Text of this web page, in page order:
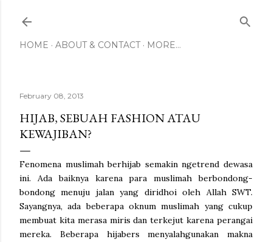
HOME ABOUT & CONTACT MORE…
February 08, 2013
HIJAB, SEBUAH FASHION ATAU
KEWAJIBAN?
Fenomena muslimah berhijab semakin ngetrend dewasa
ini. Ada baiknya karena para muslimah berbondong-
bondong menuju jalan yang diridhoi oleh Allah SWT.
Sayangnya, ada beberapa oknum muslimah yang cukup
membuat kita merasa miris dan terkejut karena perangai
mereka. Beberapa hijabers menyalahgunakan makna